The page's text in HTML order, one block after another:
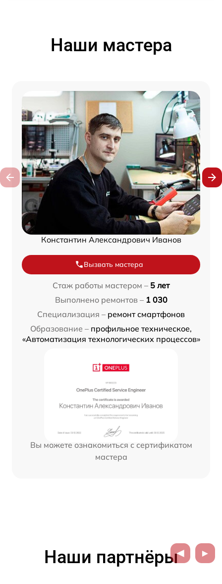
Наши мастера
Константин Александрович Иванов
Вызвать мастера
Стаж работы мастером – 5 лет
Выполнено ремонтов – 1 030
Специализация – ремонт смартфонов
Образование – профильное техническое,
«Автоматизация технологических процессов»
Вы можете ознакомиться с сертификатом
мастера
Наши партнёры